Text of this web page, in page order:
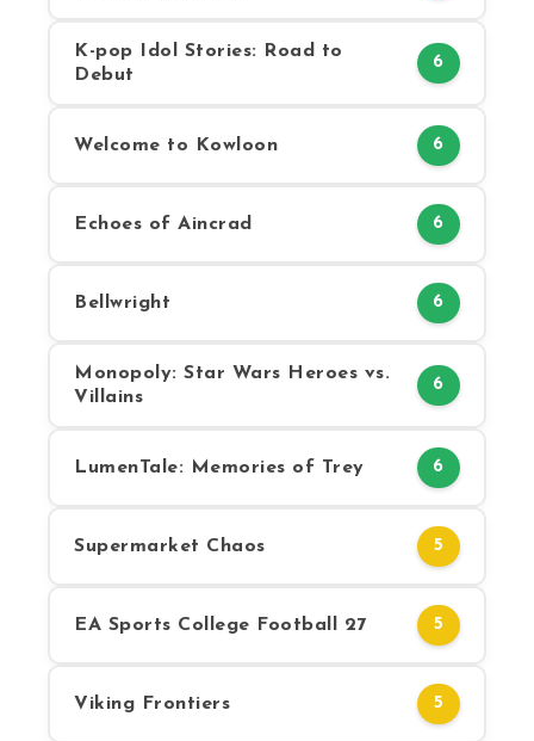
K-pop Idol Stories: Road to
Debut
6
Welcome to Kowloon 6
Echoes of Aincrad 6
Bellwright 6
Monopoly: Star Wars Heroes vs.
Villains
6
LumenTale: Memories of Trey 6
Supermarket Chaos 5
EA Sports College Football 27 5
Viking Frontiers 5